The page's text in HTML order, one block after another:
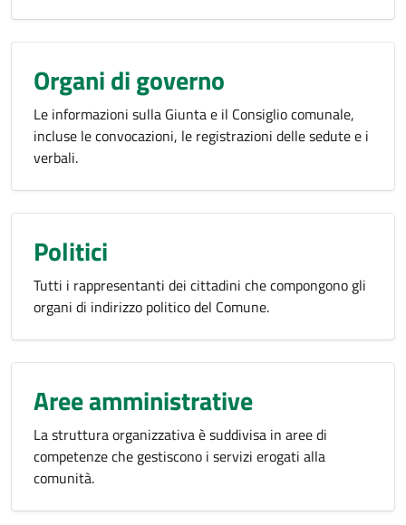
Organi di governo
Le informazioni sulla Giunta e il Consiglio comunale,
incluse le convocazioni, le registrazioni delle sedute e i
verbali.
Politici
Tutti i rappresentanti dei cittadini che compongono gli
organi di indirizzo politico del Comune.
Aree amministrative
La struttura organizzativa è suddivisa in aree di
competenze che gestiscono i servizi erogati alla
comunità.